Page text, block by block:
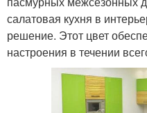
салатовая кухня в
решение. Этот цвет
настроения в течении